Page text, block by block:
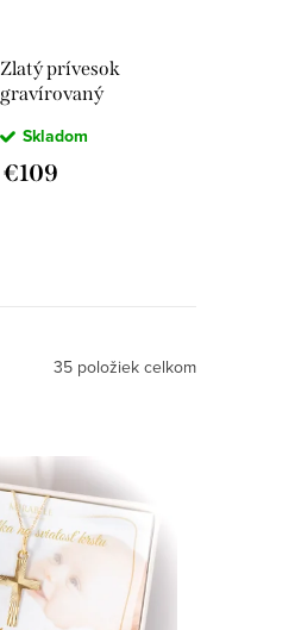
Zlatý prívesok
gravírovaný
Skladom
€109
35 položiek celkom